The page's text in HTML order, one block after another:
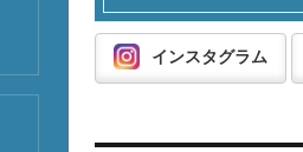
インスタグラム